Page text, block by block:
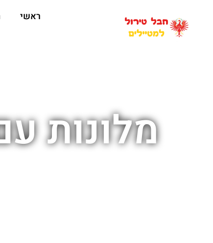
ראשי
מלונות